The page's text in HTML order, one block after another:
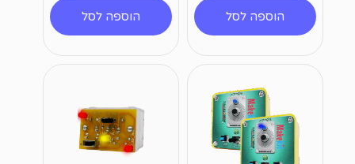
הוספה לסל הוספה לסל